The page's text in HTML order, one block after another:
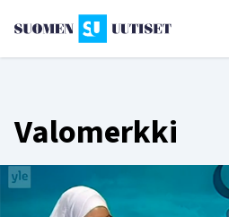
Valomerkki